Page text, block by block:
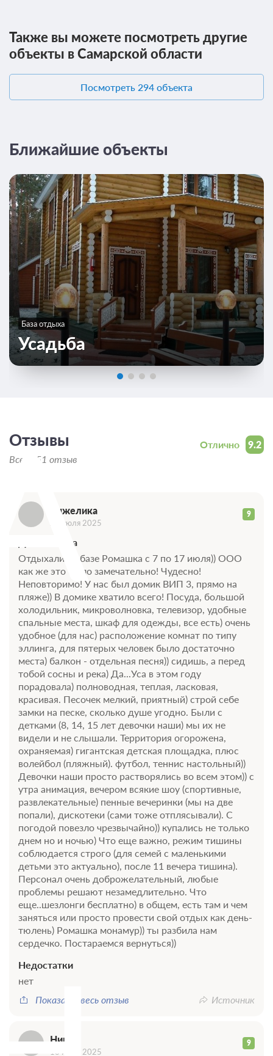
Также вы можете посмотреть другие
объекты в Самарской области
Посмотреть 294 объекта
Ближайшие объекты
База отдыха
Усадьба
9.2
Отлично
Отзывы
Всего 51 отзыв
Анжелика 9
21 июля 2025
Достоинства
Отдыхали на базе Ромашка с 7 по 17 июля)) ООО
как же это было замечательно! Чудесно!
Неповторимо! У нас был домик ВИП 3, прямо на
пляже)) В домике хватило всего! Посуда, большой
холодильник, микроволновка, телевизор, удобные
спальные места, шкаф для одежды, все есть) очень
удобное (для нас) расположение комнат по типу
эллинга, для пятерых человек было достаточно
места) балкон - отдельная песня)) сидишь, а перед
тобой сосны и река) Да...Уса в этом году
порадовала) полноводная, теплая, ласковая,
красивая. Песочек мелкий, приятный) строй себе
замки на песке, сколько душе угодно. Были с
детками (8, 14, 15 лет девочки наши) мы их не
видели и не слышали. Территория огорожена,
охраняемая) гигантская детская площадка, плюс
волейбол (пляжный). футбол, теннис настольный))
Девочки наши просто растворялись во всем этом)) с
утра анимация, вечером всякие шоу (спортивные,
развлекательные) пенные вечеринки (мы на две
попали), дискотеки (сами тоже отплясывали). С
погодой повезло чрезвычайно)) купались не только
днем но и ночью) Что еще важно, режим тишины
соблюдается строго (для семей с маленькими
детьми это актуально), после 11 вечера тишина).
Персонал очень доброжелательный, любые
проблемы решают незамедлительно. Что
еще..шезлонги бесплатно) в общем, есть там и чем
заняться или просто провести свой отдых как день-
тюлень) Ромашка монамур)) ты разбила нам
сердечко. Постараемся вернуться))
Недостатки
нет
Показать весь отзыв
Источник
Нина 9
18 июля 2025